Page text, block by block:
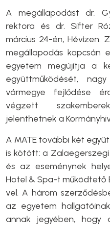
A megállapodást dr.
rektora és dr. Sifter
március 24-én, Hévízen.
megállapodás kapcsán
egyetem megújítja a
együttműködését,
vármegye fejlődése
végzett
jelenthetnek a
A MATE további két
is kötött: a
és az eseménynek
Hotel & Spa-t működtető
vel. A három
az egyetem
annak jegyében, hogy